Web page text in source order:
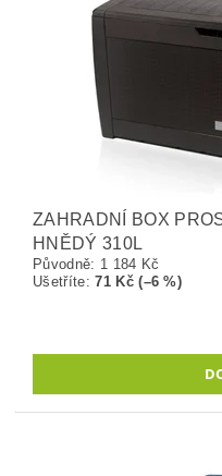
ZAHRADNÍ BOX
HNĚDÝ 310L
Původně: 1 184 Kč
Ušetříte:71 Kč (–6 %)